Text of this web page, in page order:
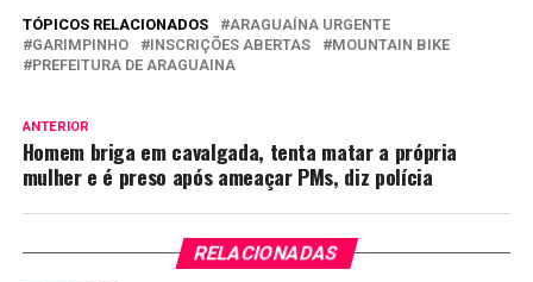
TÓPICOS RELACIONADOS
ARAGUAÍNA URGENTE
GARIMPINHO
INSCRIÇÕES ABERTAS
MOUNTAIN BIKE
PREFEITURA DE ARAGUAINA
ANTERIOR
Homem briga em cavalgada, tenta matar a própria
mulher e é preso após ameaçar PMs, diz polícia
RELACIONADAS